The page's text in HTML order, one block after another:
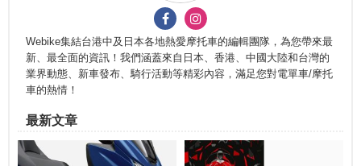
Webike集結台港中及日本各地熱愛摩托車的編輯團隊，為您帶來最
新、最全面的資訊！我們涵蓋來自日本、香港、中國大陸和台灣的
業界動態、新車發布、騎行活動等精彩內容，滿足您對電單車/摩托
車的熱情！
最新文章